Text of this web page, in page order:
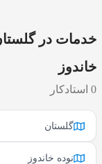
خدمات در
خاندوز
0 استادکار
گلستان
نوده خاندوز